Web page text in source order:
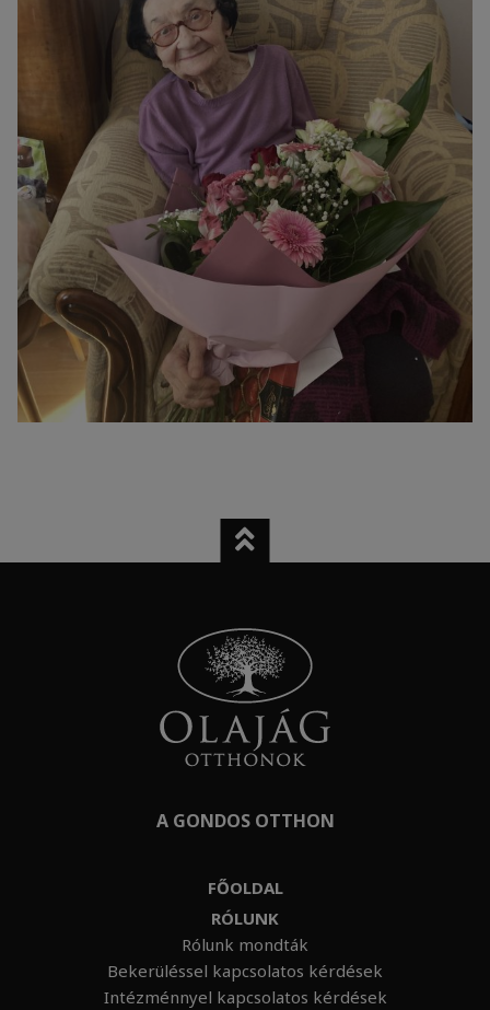
A GONDOS OTTHON
FŐOLDAL
RÓLUNK
Rólunk mondták
Bekerüléssel kapcsolatos kérdések
Intézménnyel kapcsolatos kérdések
reklámajánlatokkal tudjuk megcélozni.